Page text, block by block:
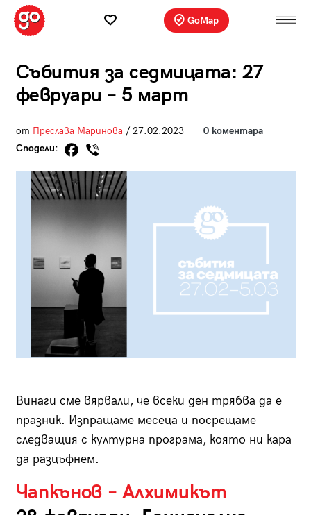
GoMap
Събития за седмицата: 27
февруари – 5 март
от Преслава Маринова / 27.02.2023
0 коментара
Сподели:
Винаги сме вярвали, че всеки ден трябва да е
празник. Изпращаме месеца и посрещаме
следващия с културна програма, която ни кара
да разцъфнем.
Чапкънов – Алхимикът